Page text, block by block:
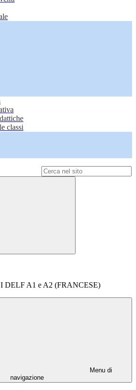
classi
DELF A1 e A2 (FRANCESE)
Menu di
navigazione